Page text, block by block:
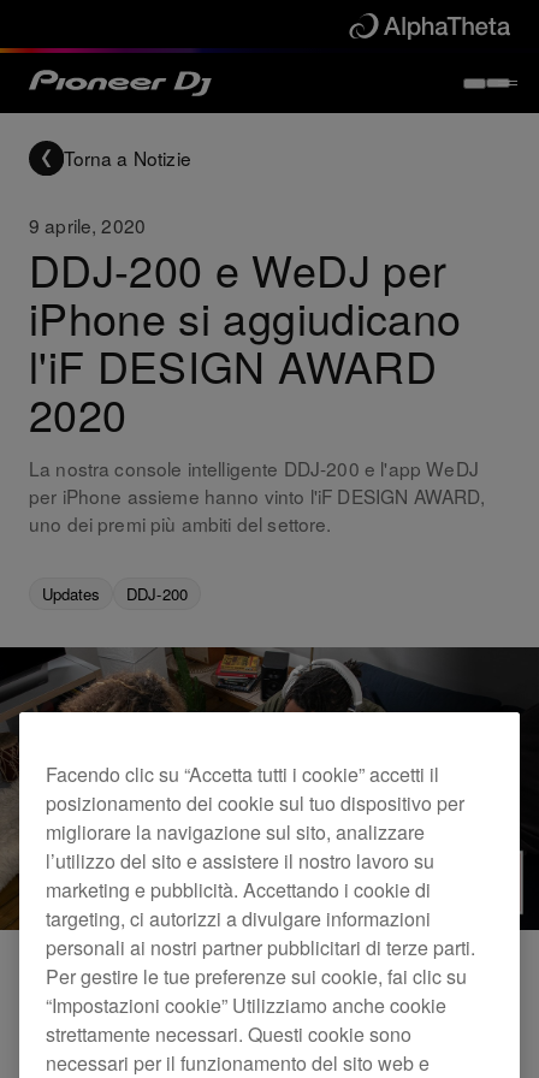
Torna a Notizie
9 aprile, 2020
DDJ-200 e WeDJ per
iPhone si aggiudicano
l'iF DESIGN AWARD
2020
La nostra console intelligente DDJ-200 e l'app WeDJ
per iPhone assieme hanno vinto l'iF DESIGN AWARD,
uno dei premi più ambiti del settore.
Updates DDJ-200
In combinazione, il modello per principianti DDJ-
200 e l'app WeDJ per iPhone ti consentono di
Facendo clic su “Accetta tutti i cookie” accetti il
posizionamento dei cookie sul tuo dispositivo per
migliorare la navigazione sul sito, analizzare
l’utilizzo del sito e assistere il nostro lavoro su
marketing e pubblicità. Accettando i cookie di
targeting, ci autorizzi a divulgare informazioni
personali ai nostri partner pubblicitari di terze parti.
Per gestire le tue preferenze sui cookie, fai clic su
“Impostazioni cookie” Utilizziamo anche cookie
strettamente necessari. Questi cookie sono
necessari per il funzionamento del sito web e